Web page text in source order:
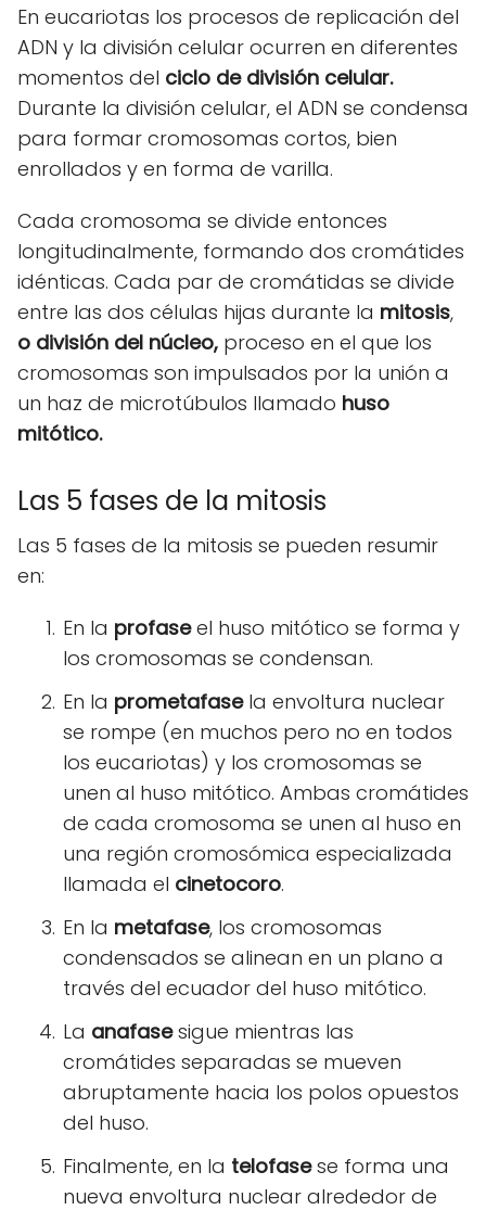
En eucariotas los procesos de replicación del
ADN y la división celular ocurren en diferentes
momentos del ciclo de división celular.
Durante la división celular, el ADN se condensa
para formar cromosomas cortos, bien
enrollados y en forma de varilla.
Cada cromosoma se divide entonces
longitudinalmente, formando dos cromátides
idénticas. Cada par de cromátidas se divide
entre las dos células hijas durante la mitosis,
o división del núcleo, proceso en el que los
cromosomas son impulsados por la unión a
un haz de microtúbulos llamado huso
mitótico.
Las 5 fases de la mitosis
Las 5 fases de la mitosis se pueden resumir
en:
En la profaseel huso mitótico se forma y
los cromosomas se condensan.
En la prometafasela envoltura nuclear
se rompe (en muchos pero no en todos
los eucariotas) y los cromosomas se
unen al huso mitótico. Ambas cromátides
de cada cromosoma se unen al huso en
una región cromosómica especializada
llamada el cinetocoro.
En la metafase, los cromosomas
condensados se alinean en un plano a
través del ecuador del huso mitótico.
La anafasesigue mientras las
cromátides separadas se mueven
abruptamente hacia los polos opuestos
del huso.
Finalmente, en la telofasese forma una
nueva envoltura nuclear alrededor de